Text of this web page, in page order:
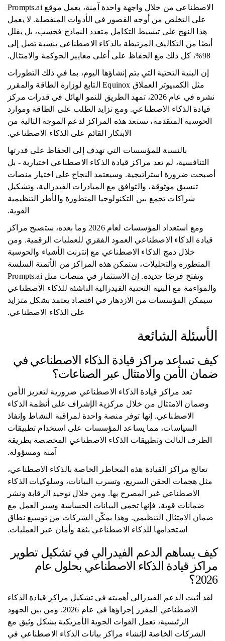
الاصطناعي من خلال واجهة واحدة آمنة، يعمل موقع Prompts.ai
على التخلص من أوجه القصور في الأدوات المنفصلة. لا يعمل
هذا النهج على تبسيط التكامل متعدد النماذج فحسب، بل يقلل
أيضًا من التكاليف المرتبطة بالذكاء الاصطناعي بنسبة تصل إلى
98%، كل ذلك مع الحفاظ على أعلى معايير الحوكمة والامتثال.
إن البنية التحتية التي يتم إنشاؤها اليوم، بما في ذلك التطورات
مثل الكمبيوتر العملاق Equinox التابع لوزارة الطاقة والمقرر
نشره في عام 2026، تمهد الطريق للنمو الهائل في قدرات مركز
قيادة الذكاء الاصطناعي. ومع تزايد الطلب على الطاقة وموارد
الحوسبة المتقدمة، تستعد هذه المراكز لدعم الموجة التالية من
الابتكار القائم على الذكاء الاصطناعي.
بالنسبة للمؤسسات التي تهدف إلى الحفاظ على قدرتها
التنافسية، لم تعد مراكز قيادة الذكاء الاصطناعي اختيارية - بل
أصبحت ضرورة استراتيجية. وسيعتمد النجاح على اختيار منصات
تنسيق موثوقة، والتوافق مع المبادرات الفيدرالية، وتشكيل
شراكات تجمع بين التكنولوجيا المتطورة والأطر التنظيمية
القوية.
ومع استعداد المؤسسات لعام 2026 وما بعده، ستصبح مراكز
قيادة الذكاء الاصطناعي العمود الفقري للعمليات الرقمية. ومن
خلال دمج الذكاء الاصطناعي مع إنترنت الأشياء والحوسبة
المتطورة والتحليلات، ستمكن هذه المراكز من الأتمتة السلسة
وتفتح فرصًا جديدة. إن الاستثمار في منصات مثل Prompts.ai
والمواءمة مع البنية التحتية الفيدرالية الناشئة للذكاء الاصطناعي
سيمكن المؤسسات من الازدهار في اقتصاد يعتمد بشكل متزايد
على الذكاء الاصطناعي.
الأسئلة الشائعة
كيف تساعد مراكز قيادة الذكاء الاصطناعي في
ضمان الأمن والامتثال عبر الصناعات؟
تعد مراكز قيادة الذكاء الاصطناعي ضرورية لتعزيز الأمن
وضمان الامتثال من خلال مركزية الإشراف على أنظمة الذكاء
الاصطناعي. إنها توفر منصة واحدة لمراقبة النشاط وإنفاذ
السياسات، مما يساعد المؤسسات على استخدام تطبيقات
الطرف الثالث وتطبيقات الذكاء الاصطناعي المخصصة بطريقة
آمنة ومسؤولة.
تعالج مراكز القيادة هذه المخاطر الخاصة بالذكاء الاصطناعي،
مثل هجمات الحقن السريع، وتسرب البيانات، وسلوكيات الذكاء
الاصطناعي غير المصرح بها. ومن خلال توحيد الرقابة ونشر
ضمانات قوية، فإنها تحمي البيانات الحساسة وسير العمل مع
ضمان الامتثال التنظيمي. وهذا يمكّن الشركات من توسيع نطاق
استخدامها للذكاء الاصطناعي بثقة وأمان عبر العمليات.
كيف يساهم الدعم الفيدرالي في تشكيل تطوير
مراكز قيادة الذكاء الاصطناعي بحلول عام
2026؟
لقد أثبت الدعم الفيدرالي أهميته في تشكيل مراكز قيادة الذكاء
الاصطناعي المقرر إجراؤها في عام 2026. ومن بين الجهود
الرئيسية، تعمل القوات الجوية الأمريكية بشكل وثيق مع
الشركات الخاصة لإنشاء مراكز بيانات الذكاء الاصطناعي في